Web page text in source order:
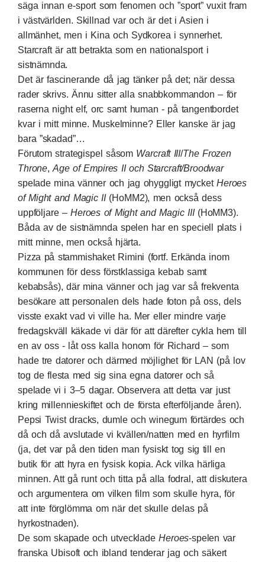
säga innan e-sport som fenomen och ”sport” vuxit fram
i västvärlden. Skillnad var och är det i Asien i
allmänhet, men i Kina och Sydkorea i synnerhet.
Starcraft är att betrakta som en nationalsport i
sistnämnda.
Det är fascinerande då jag tänker på det; när dessa
rader skrivs. Ännu sitter alla snabbkommandon – för
raserna night elf, orc samt human - på tangentbordet
kvar i mitt minne. Muskelminne? Eller kanske är jag
bara ”skadad”…
Förutom strategispel såsom Warcraft III/The Frozen
Throne,Age of Empires II och Starcraft/Broodwar
spelade mina vänner och jag ohyggligt mycket Heroes
of Might and Magic II (HoMM2), men också dess
uppföljare –Heroes of Might and Magic III (HoMM3).
Båda av de sistnämnda spelen har en speciell plats i
mitt minne, men också hjärta.
Pizza på stammishaket Rimini (fortf. Erkända inom
kommunen för dess förstklassiga kebab samt
kebabsås), där mina vänner och jag var så frekventa
besökare att personalen dels hade foton på oss, dels
visste exakt vad vi ville ha. Mer eller mindre varje
fredagskväll käkade vi där för att därefter cykla hem till
en av oss - låt oss kalla honom för Richard – som
hade tre datorer och därmed möjlighet för LAN (på lov
tog de flesta med sig sina egna datorer och så
spelade vi i 3–5 dagar. Observera att detta var just
kring millennieskiftet och de första efterföljande åren).
Pepsi Twist dracks, dumle och winegum förtärdes och
då och då avslutade vi kvällen/natten med en hyrfilm
(ja, det var på den tiden man fysiskt tog sig till en
butik för att hyra en fysisk kopia. Ack vilka härliga
minnen. Att gå runt och titta på alla fodral, att diskutera
och argumentera om vilken film som skulle hyra, för
att inte förglömma om när det skulle delas på
hyrkostnaden).
De som skapade och utveckladeHeroes-spelen var
franska Ubisoft och ibland tenderar jag och säkert